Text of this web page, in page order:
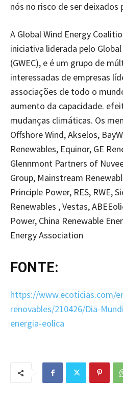
nós no risco de ser deixados
A Global Wind Energy
iniciativa liderada pelo
(GWEC), e é um grupo de
interessadas de empresas
associações de todo o
aumento da capacidade.
mudanças climáticas. Os
Offshore Wind, Akselos,
Renewables, Equinor, GE
Glennmont Partners of
Group, Mainstream
Principle Power, RES, RWE,
Renewables , Vestas,
Power, China Renewable
Energy Association
FONTE:
https://www.ecoticias.com/
renovables/210426/Dia-
energia-eolica